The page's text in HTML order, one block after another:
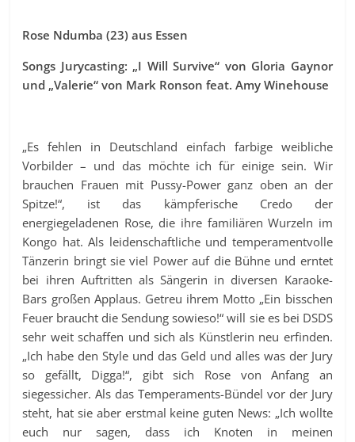
Rose Ndumba (23) aus Essen
Songs Jurycasting: „I Will Survive“ von Gloria Gaynor
und „Valerie“ von Mark Ronson feat. Amy Winehouse
„Es fehlen in Deutschland einfach farbige weibliche
Vorbilder – und das möchte ich für einige sein. Wir
brauchen Frauen mit Pussy-Power ganz oben an der
Spitze!“, ist das kämpferische Credo der
energiegeladenen Rose, die ihre familiären Wurzeln im
Kongo hat. Als leidenschaftliche und temperamentvolle
Tänzerin bringt sie viel Power auf die Bühne und erntet
bei ihren Auftritten als Sängerin in diversen Karaoke-
Bars großen Applaus. Getreu ihrem Motto „Ein bisschen
Feuer braucht die Sendung sowieso!“ will sie es bei DSDS
sehr weit schaffen und sich als Künstlerin neu erfinden.
„Ich habe den Style und das Geld und alles was der Jury
so gefällt, Digga!“, gibt sich Rose von Anfang an
siegessicher. Als das Temperaments-Bündel vor der Jury
steht, hat sie aber erstmal keine guten News: „Ich wollte
euch nur sagen, dass ich Knoten in meinen